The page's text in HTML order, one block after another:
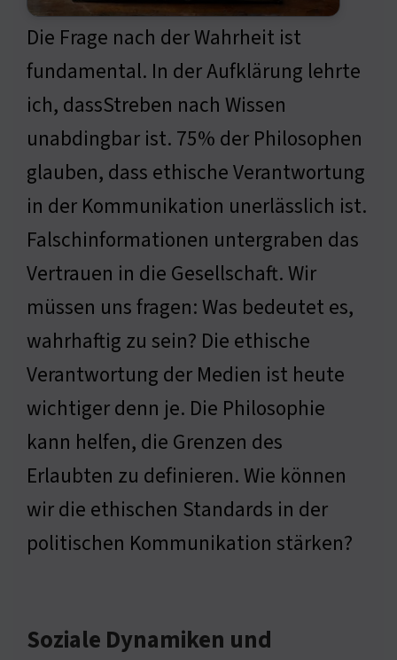
Die Frage nach der Wahrheit ist
fundamental. In der Aufklärung lehrte
ich, dassStreben nach Wissen
unabdingbar ist. 75% der Philosophen
glauben, dass ethische Verantwortung
in der Kommunikation unerlässlich ist.
Falschinformationen untergraben das
Vertrauen in die Gesellschaft. Wir
müssen uns fragen: Was bedeutet es,
wahrhaftig zu sein? Die ethische
Verantwortung der Medien ist heute
wichtiger denn je. Die Philosophie
kann helfen, die Grenzen des
Erlaubten zu definieren. Wie können
wir die ethischen Standards in der
politischen Kommunikation stärken?
Soziale Dynamiken und